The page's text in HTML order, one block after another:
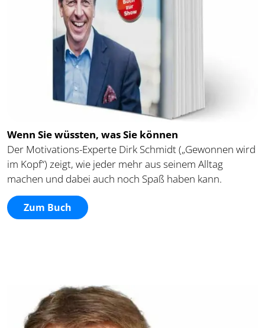
Wenn Sie wüssten, was Sie können
Der Motivations-Experte Dirk Schmidt („Gewonnen wird
im Kopf“) zeigt, wie jeder mehr aus seinem Alltag
machen und dabei auch noch Spaß haben kann.
Zum Buch